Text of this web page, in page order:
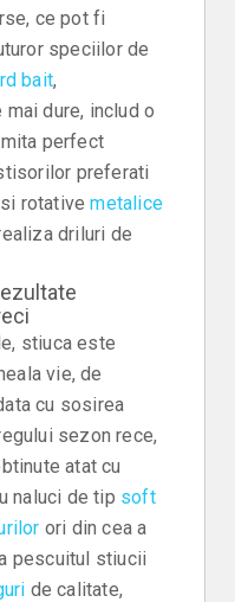
ce pot fi
speciilor de
bait,
dure, includ o
perfect
preferati
si rotativemetalice
driluri de
stiuca este
vie, de
cu sosirea
sezon rece,
atat cu
naluci de tip soft
ori din cea a
pescuitul stiucii
de calitate,